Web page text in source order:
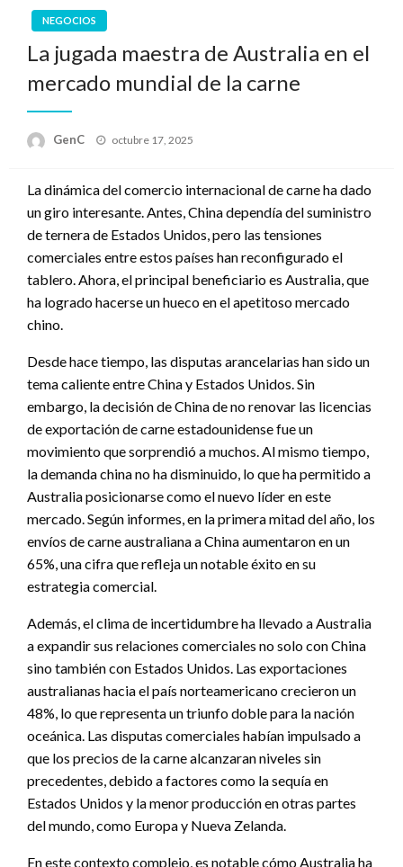
NEGOCIOS
La jugada maestra de Australia en el
mercado mundial de la carne
GenC
Publicado
octubre 17, 2025
La dinámica del comercio internacional de carne ha dado
un giro interesante. Antes, China dependía del suministro
de ternera de Estados Unidos, pero las tensiones
comerciales entre estos países han reconfigurado el
tablero. Ahora, el principal beneficiario es Australia, que
ha logrado hacerse un hueco en el apetitoso mercado
chino.
Desde hace tiempo, las disputas arancelarias han sido un
tema caliente entre China y Estados Unidos. Sin
embargo, la decisión de China de no renovar las licencias
de exportación de carne estadounidense fue un
movimiento que sorprendió a muchos. Al mismo tiempo,
la demanda china no ha disminuido, lo que ha permitido a
Australia posicionarse como el nuevo líder en este
mercado. Según informes, en la primera mitad del año, los
envíos de carne australiana a China aumentaron en un
65%, una cifra que refleja un notable éxito en su
estrategia comercial.
Además, el clima de incertidumbre ha llevado a Australia
a expandir sus relaciones comerciales no solo con China
sino también con Estados Unidos. Las exportaciones
australianas hacia el país norteamericano crecieron un
48%, lo que representa un triunfo doble para la nación
oceánica. Las disputas comerciales habían impulsado a
que los precios de la carne alcanzaran niveles sin
precedentes, debido a factores como la sequía en
Estados Unidos y la menor producción en otras partes
del mundo, como Europa y Nueva Zelanda.
En este contexto complejo, es notable cómo Australia ha